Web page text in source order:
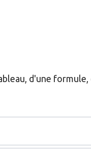
d'une